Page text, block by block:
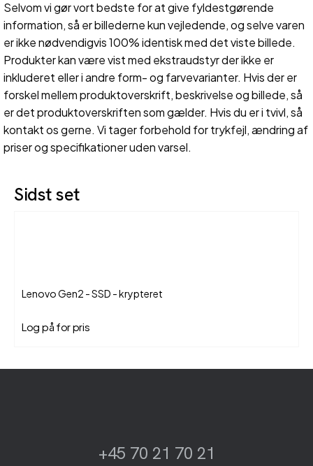
Selvom vi gør vort bedste for at give fyldestgørende
information, så er billederne kun vejledende, og selve varen
er ikke nødvendigvis 100% identisk med det viste billede.
Produkter kan være vist med ekstraudstyr der ikke er
inkluderet eller i andre form- og farvevarianter. Hvis der er
forskel mellem produktoverskrift, beskrivelse og billede, så
er det produktoverskriften som gælder. Hvis du er i tvivl, så
kontakt os gerne. Vi tager forbehold for trykfejl, ændring af
priser og specifikationer uden varsel.
Sidst set
Lenovo Gen2 - SSD - krypteret
Log på for pris
+45 70 21 70 21